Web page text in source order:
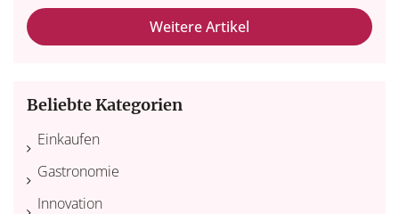
Weitere Artikel
Beliebte Kategorien
Einkaufen
Gastronomie
Innovation